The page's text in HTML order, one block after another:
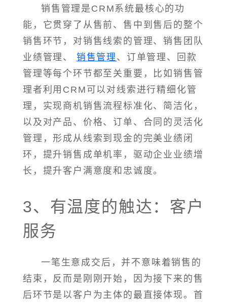
销售管理是CRM系统最核心的功
能，它贯穿了从售前、售中到售后的整个
销售环节，对销售线索的管理、销售团队
业绩管理、 销售管理、订单管理、回款
管理等每个环节都至关重要，比如销售管
理者利用CRM可以对线索进行精细化管
理，实现商机销售流程标准化、简洁化，
以及对产品、价格、订单、合同的灵活化
管理，形成从线索到现金的完美业绩闭
环，提升销售成单机率，驱动企业业绩增
长，提升客户满意度和忠诚度。
3、有温度的触达：客户
服务
一笔生意成交后，并不意味着销售的
结束，反而是刚刚开始，因为接下来的售
后环节是以客户为主体的最直接体现。首